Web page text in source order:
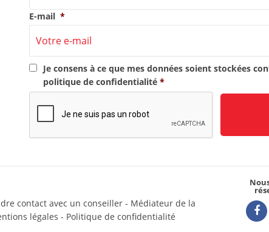
E-mail *
RGPD
Je consens à ce que mes données soient stockées
politique de confidentialité *
CAPTCHA
contact avec un conseiller - Médiateur de la
légales - Politique de confidentialité